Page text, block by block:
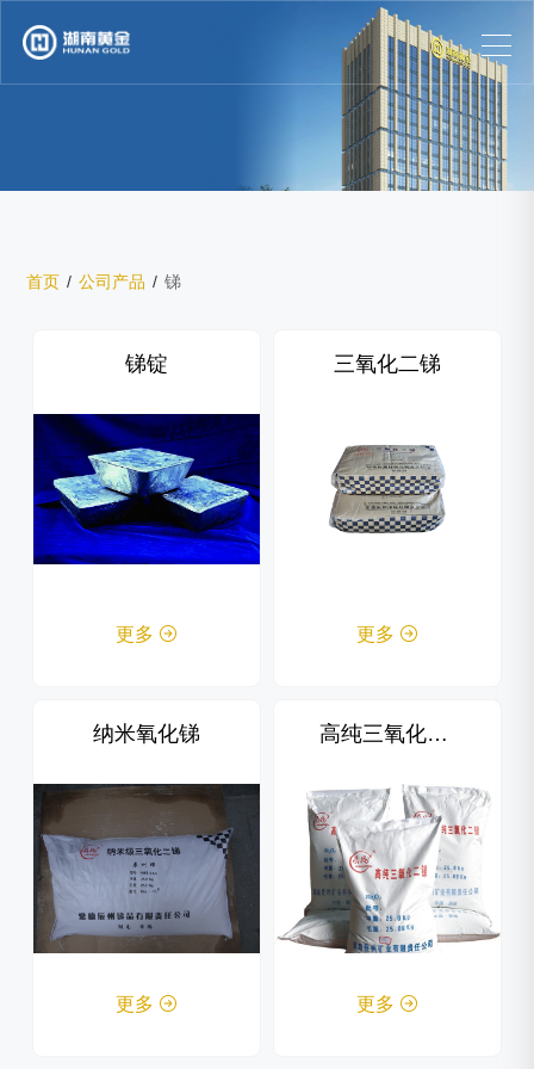
首页 / 公司产品 / 锑
锑锭
更多 
三氧化二锑
更多 
纳米氧化锑
更多 
高纯三氧化二锑
更多 